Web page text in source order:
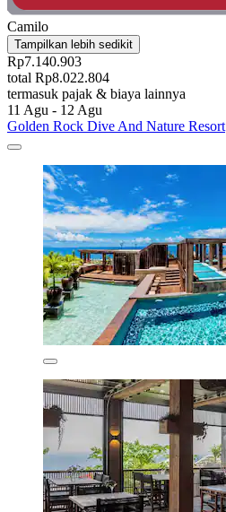
Camilo
Tampilkan lebih sedikit
Rp7.140.903
total Rp8.022.804
termasuk pajak & biaya lainnya
11 Agu - 12 Agu
Golden Rock Dive And Nature Resort